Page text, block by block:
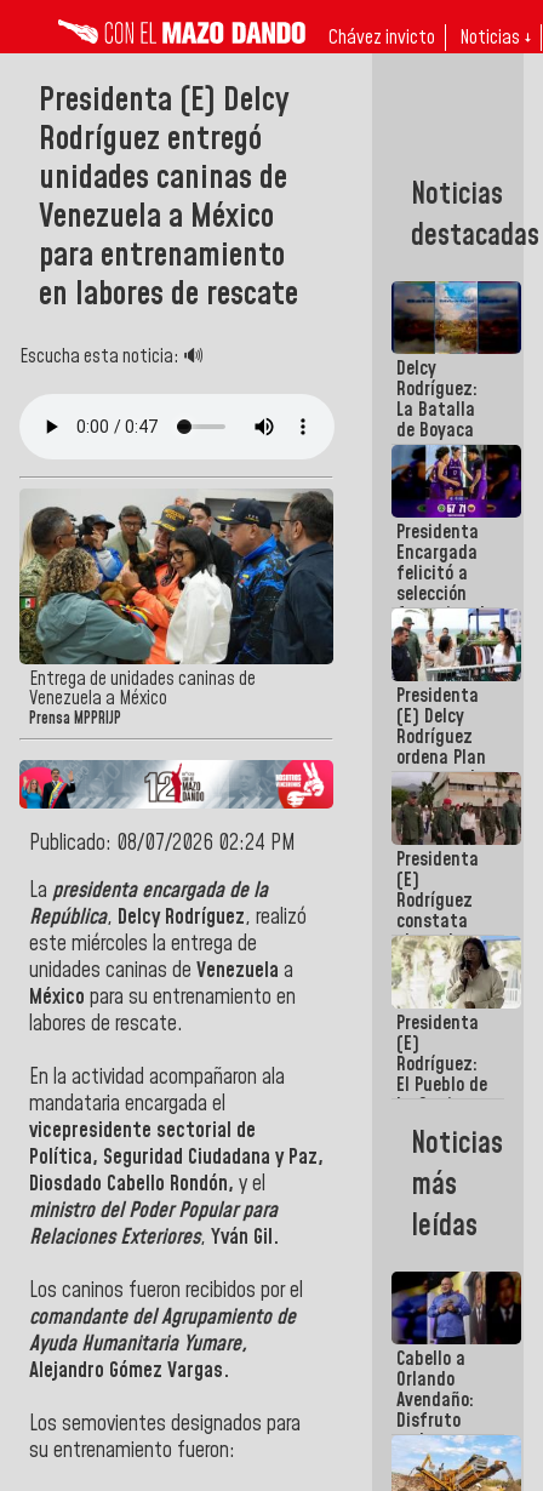
Chávez invicto Noticias ↓
Presidenta (E) Delcy
Rodríguez entregó
unidades caninas de
Venezuela a México
para entrenamiento
en labores de rescate
Escucha esta noticia: 🔊
Entrega de unidades caninas de
Venezuela a México
Prensa MPPRIJP
Publicado: 08/07/2026 02:24 PM
La presidenta encargada de la
República, Delcy Rodríguez, realizó
este miércoles la entrega de
unidades caninas de Venezuela a
México para su entrenamiento en
labores de rescate.
En la actividad acompañaron ala
mandataria encargada el
vicepresidente sectorial de
Política, Seguridad Ciudadana y Paz,
Diosdado Cabello Rondón, y el
ministro del Poder Popular para
Relaciones Exteriores, Yván Gil.
Los caninos fueron recibidos por el
comandante del Agrupamiento de
Ayuda Humanitaria Yumare,
Alejandro Gómez Vargas.
Los semovientes designados para
su entrenamiento fueron:
Noticias
destacadas
Delcy
Rodríguez:
La Batalla
de Boyaca
representa
un capítulo
decisivo en
la gesta
emancipadora
de nuestra
América
Presidenta
Encargada
felicitó a
selección
femenina de
baloncesto
por su
clasificación
a la
AmeriCup
2027
Presidenta
(E) Delcy
Rodríguez
ordena Plan
maestro de
desarrollo
logístico y
turístico
para La
Guaira
Presidenta
(E)
Rodríguez
constata
obras de
rehabilitación
de Escuela
Militar de
Mamo en La
Guaira
Presidenta
(E)
Rodríguez:
El Pueblo de
La Guaira
siempre
estará
acompañada
por el
Gobierno
Nacional
Noticias
más
leídas
Cabello a
Orlando
Avendaño:
Disfruto
cada vez
que escribes
porque lo